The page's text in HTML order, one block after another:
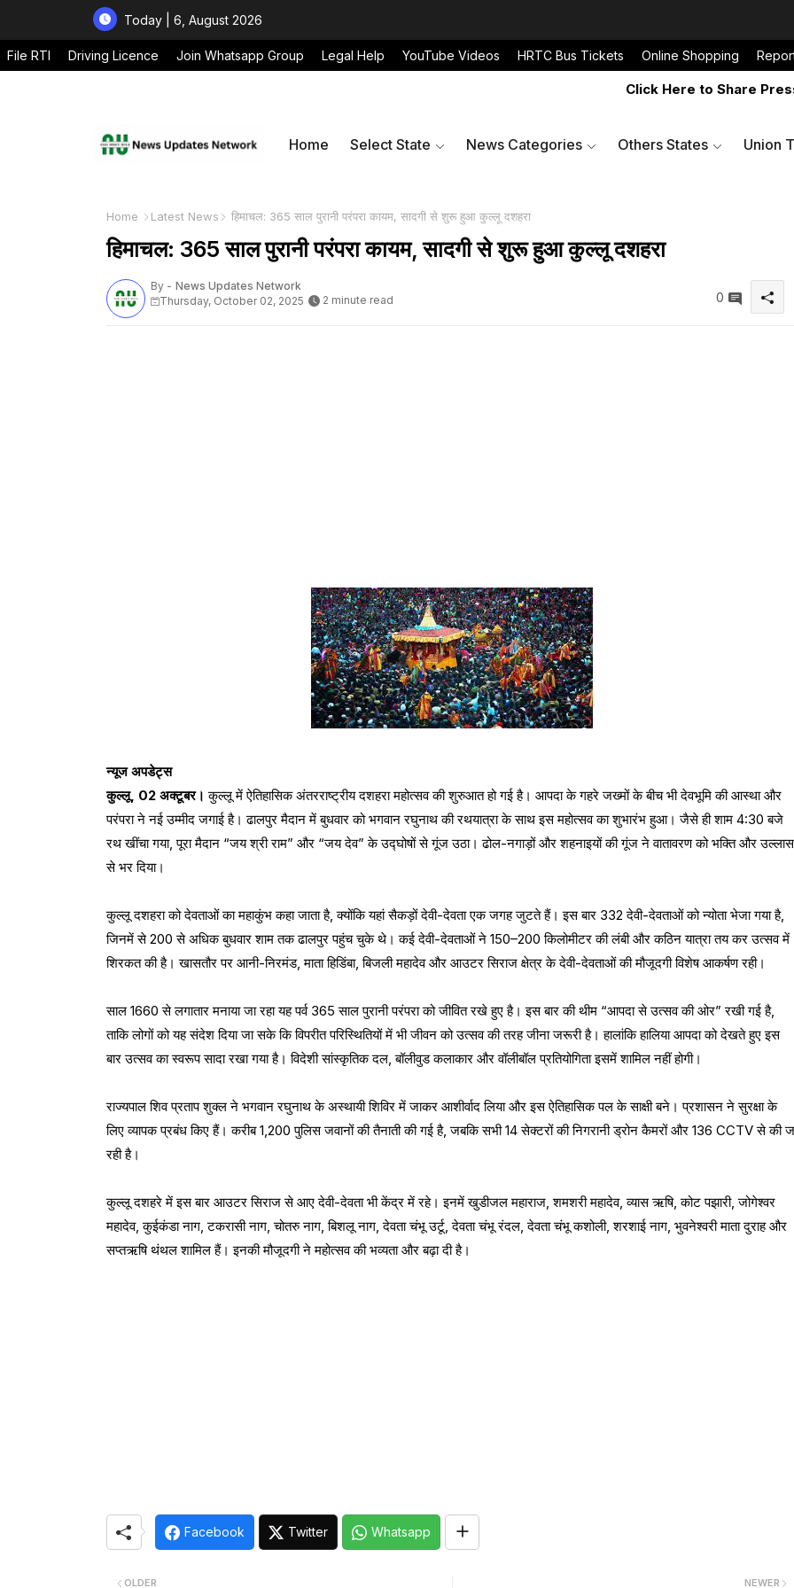
Today | 6, August 2026
File RTI Driving Licence Join Whatsapp Group Legal Help YouTube Videos HRTC Bus Tickets Online Shopping
Click Here to Share Press
Home Select State News Categories Others States Union
Home Latest News हिमाचल: 365 साल पुरानी परंपरा कायम, सादगी से शुरू हुआ कुल्लू दशहरा
हिमाचल: 365 साल पुरानी परंपरा कायम, सादगी से शुरू हुआ कुल्लू दशहरा
By - News Updates Network
Thursday, October 02, 2025
2 minute read 0
न्यूज अपडेट्स
कुल्लू, 02 अक्टूबर।कुल्लू में ऐतिहासिक अंतरराष्ट्रीय दशहरा महोत्सव की शुरुआत हो गई है। आपदा के गहरे जख्मों के बीच भी देवभूमि की आस्था और
परंपरा ने नई उम्मीद जगाई है। ढालपुर मैदान में बुधवार को भगवान रघुनाथ की रथयात्रा के साथ इस महोत्सव का शुभारंभ हुआ। जैसे ही शाम 4:30 बजे
रथ खींचा गया, पूरा मैदान “जय श्री राम” और “जय देव” के उद्घोषों से गूंज उठा। ढोल-नगाड़ों और शहनाइयों की गूंज ने वातावरण को भक्ति और उल्लास
से भर दिया।
कुल्लू दशहरा को देवताओं का महाकुंभ कहा जाता है, क्योंकि यहां सैकड़ों देवी-देवता एक जगह जुटते हैं। इस बार 332 देवी-देवताओं को न्योता भेजा गया है,
जिनमें से 200 से अधिक बुधवार शाम तक ढालपुर पहुंच चुके थे। कई देवी-देवताओं ने 150–200 किलोमीटर की लंबी और कठिन यात्रा तय कर उत्सव में
शिरकत की है। खासतौर पर आनी-निरमंड, माता हिडिंबा, बिजली महादेव और आउटर सिराज क्षेत्र के देवी-देवताओं की मौजूदगी विशेष आकर्षण रही।
साल 1660 से लगातार मनाया जा रहा यह पर्व 365 साल पुरानी परंपरा को जीवित रखे हुए है। इस बार की थीम “आपदा से उत्सव की ओर” रखी गई है,
ताकि लोगों को यह संदेश दिया जा सके कि विपरीत परिस्थितियों में भी जीवन को उत्सव की तरह जीना जरूरी है। हालांकि हालिया आपदा को देखते हुए इस
बार उत्सव का स्वरूप सादा रखा गया है। विदेशी सांस्कृतिक दल, बॉलीवुड कलाकार और वॉलीबॉल प्रतियोगिता इसमें शामिल नहीं होगी।
राज्यपाल शिव प्रताप शुक्ल ने भगवान रघुनाथ के अस्थायी शिविर में जाकर आशीर्वाद लिया और इस ऐतिहासिक पल के साक्षी बने। प्रशासन ने सुरक्षा के
लिए व्यापक प्रबंध किए हैं। करीब 1,200 पुलिस जवानों की तैनाती की गई है, जबकि सभी 14 सेक्टरों की निगरानी ड्रोन कैमरों और 136 CCTV से की
रही है।
कुल्लू दशहरे में इस बार आउटर सिराज से आए देवी-देवता भी केंद्र में रहे। इनमें खुडीजल महाराज, शमशरी महादेव, व्यास ऋषि, कोट पझारी, जोगेश्वर
महादेव, कुईकंडा नाग, टकरासी नाग, चोतरु नाग, बिशलू नाग, देवता चंभू उर्टू, देवता चंभू रंदल, देवता चंभू कशोली, शरशाई नाग, भुवनेश्वरी माता दुराह और
सप्तऋषि थंथल शामिल हैं। इनकी मौजूदगी ने महोत्सव की भव्यता और बढ़ा दी है।
Facebook Twitter Whatsapp
NEWER
OLDER